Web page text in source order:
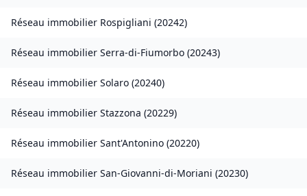
Réseau immobilier Rospigliani (20242)
Réseau immobilier Serra-di-Fiumorbo (20243)
Réseau immobilier Solaro (20240)
Réseau immobilier Stazzona (20229)
Réseau immobilier Sant'Antonino (20220)
Réseau immobilier San-Giovanni-di-Moriani (20230)